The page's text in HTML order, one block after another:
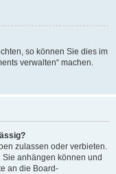
so können Sie dies im
verwalten“ machen.
zulassen oder verbieten.
anhängen können und
an die Board-